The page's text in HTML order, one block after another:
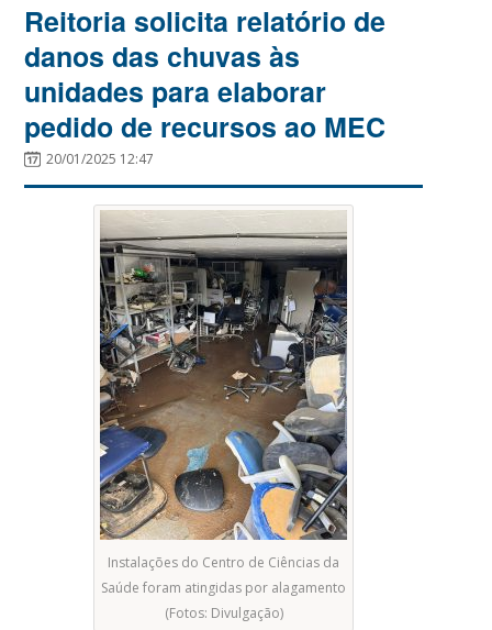
Reitoria solicita relatório de
danos das chuvas às
unidades para elaborar
pedido de recursos ao MEC
20/01/2025 12:47
Instalações do Centro de Ciências da
Saúde foram atingidas por alagamento
(Fotos: Divulgação)